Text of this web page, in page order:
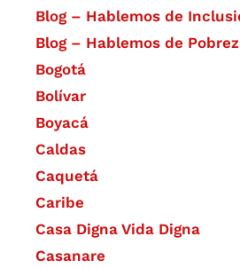
Blog – Hablemos de
Blog – Hablemos de
Bogotá
Bolívar
Boyacá
Caldas
Caquetá
Caribe
Casa Digna Vida Digna
Casanare